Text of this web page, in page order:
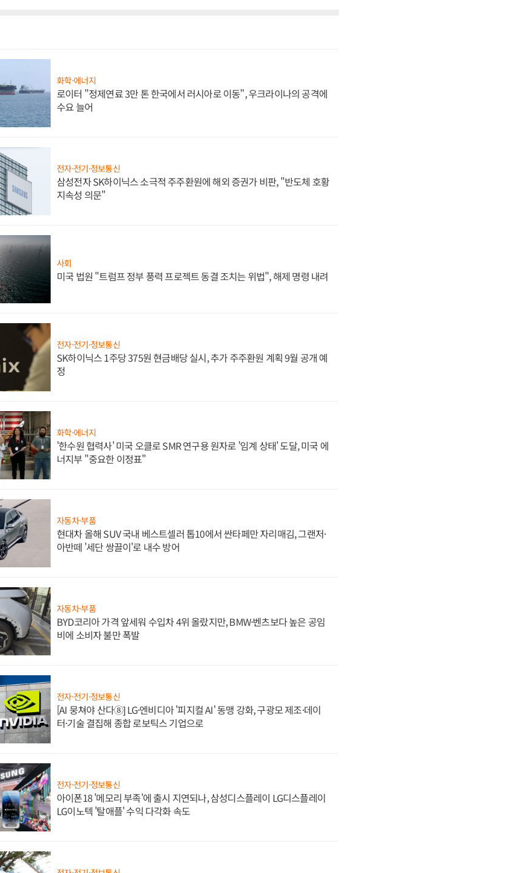
화학·에너지
로이터 "정제연료 3만 톤 한국에서 러시아로 이동", 우크라이나의 공격에
수요 늘어
전자·전기·정보통신
삼성전자 SK하이닉스 소극적 주주환원에 해외 증권가 비판, "반도체 호황
지속성 의문"
사회
미국 법원 "트럼프 정부 풍력 프로젝트 동결 조치는 위법", 해제 명령 내려
전자·전기·정보통신
SK하이닉스 1주당 375원 현금배당 실시, 추가 주주환원 계획 9월 공개 예
정
화학·에너지
'한수원 협력사' 미국 오클로 SMR 연구용 원자로 '임계 상태' 도달, 미국 에
너지부 "중요한 이정표"
자동차·부품
현대차 올해 SUV 국내 베스트셀러 톱10에서 싼타페만 자리매김, 그랜저·
아반떼 '세단 쌍끌이'로 내수 방어
자동차·부품
BYD코리아 가격 앞세워 수입차 4위 올랐지만, BMW·벤츠보다 높은 공임
비에 소비자 불만 폭발
전자·전기·정보통신
[AI 뭉쳐야 산다⑧] LG·엔비디아 '피지컬 AI' 동맹 강화, 구광모 제조·데이
터·기술 결집해 종합 로보틱스 기업으로
전자·전기·정보통신
아이폰18 '메모리 부족'에 출시 지연되나, 삼성디스플레이 LG디스플레이
LG이노텍 '탈애플' 수익 다각화 속도